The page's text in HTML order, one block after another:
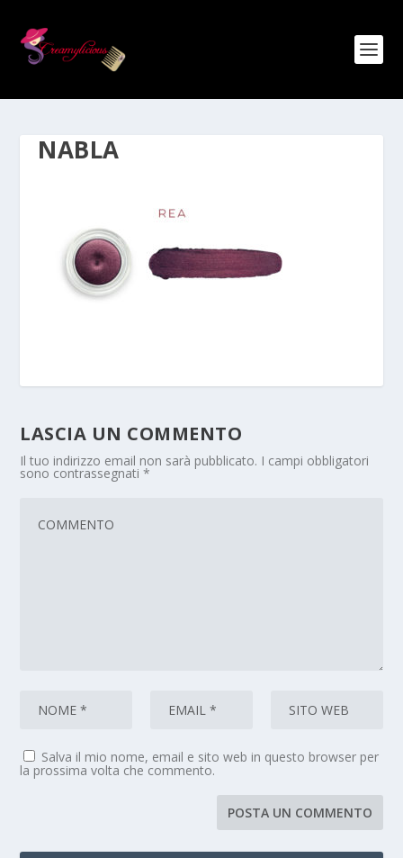
NABLA
LASCIA UN COMMENTO
Il tuo indirizzo email non sarà pubblicato. I campi obbligatori
sono contrassegnati*
Salva il mio nome, email e sito web in questo browser per
la prossima volta che commento.